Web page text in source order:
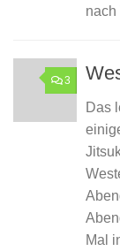
nach
3
Das
Mal